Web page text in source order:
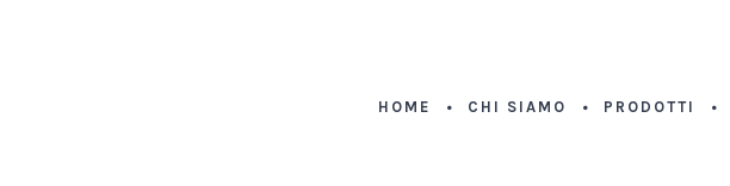
HOME CHI SIAMO PRODOTTI